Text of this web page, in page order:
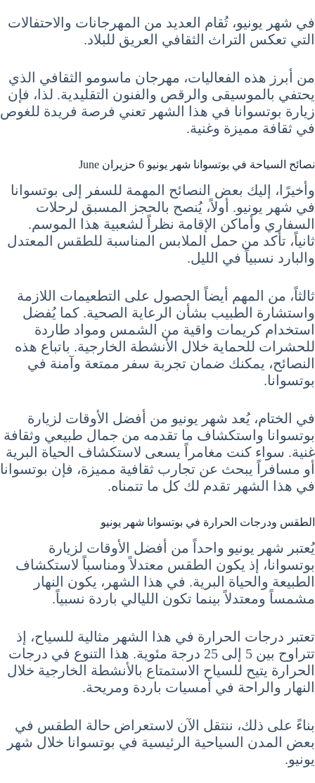
في شهر يونيو، تُقام العديد من المهرجانات والاحتفالات
التي تعكس التراث الثقافي العريق للبلاد.
من أبرز هذه الفعاليات، مهرجان ماسومو الثقافي الذي
يحتفي بالموسيقى والرقص والفنون التقليدية. لذا، فإن
زيارة بوتسوانا في هذا الشهر تعني فرصة فريدة للغوص
في ثقافة مميزة وغنية.
نصائح السياحة في بوتسوانا شهر يونيو 6 حزيران June
وأخيرًا، إليك بعض النصائح المهمة للسفر إلى بوتسوانا
في شهر يونيو. أولاً، يُنصح بالحجز المسبق لرحلات
السفاري وأماكن الإقامة نظراً لشعبية هذا الموسم.
ثانياً، تأكد من حمل الملابس المناسبة للطقس المعتدل
والبارد نسبياً في الليل.
ثالثاً، من المهم أيضاً الحصول على التطعيمات اللازمة
واستشارة الطبيب بشأن الرعاية الصحية. كما يُفضل
استخدام كريمات واقية من الشمس ومواد طاردة
للحشرات للحماية خلال الأنشطة الخارجية. باتباع هذه
النصائح، يمكنك ضمان تجربة سفر ممتعة وآمنة في
بوتسوانا.
في الختام، يُعد شهر يونيو من أفضل الأوقات لزيارة
بوتسوانا واستكشاف ما تقدمه من جمال طبيعي وثقافة
غنية. سواء كنت مغامراً يسعى لاستكشاف الحياة البرية
أو مسافراً يبحث عن تجارب ثقافية مميزة، فإن بوتسوانا
في هذا الشهر تقدم لك كل ما تتمناه.
الطقس ودرجات الحرارة في بوتسوانا شهر يونيو
يُعتبر شهر يونيو واحداً من أفضل الأوقات لزيارة
بوتسوانا، إذ يكون الطقس معتدلاً ومناسباً لاستكشاف
الطبيعة والحياة البرية. في هذا الشهر، يكون النهار
مشمساً ومعتدلاً بينما تكون الليالي باردة نسبياً.
تعتبر درجات الحرارة في هذا الشهر مثالية للسياح، إذ
تتراوح بين 5 إلى 25 درجة مئوية. هذا التنوع في درجات
الحرارة يتيح للسياح الاستمتاع بالأنشطة الخارجية خلال
النهار والراحة في أمسيات باردة ومريحة.
بناءً على ذلك، ننتقل الآن لاستعراض حالة الطقس في
بعض المدن السياحية الرئيسية في بوتسوانا خلال شهر
يونيو.